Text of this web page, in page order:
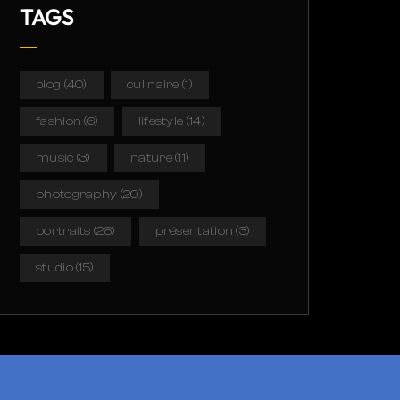
TAGS
blog (40) culinaire (1)
fashion (6) lifestyle (14)
music (3) nature(11)
photography (20)
portraits (28) présentation (3)
studio(15)